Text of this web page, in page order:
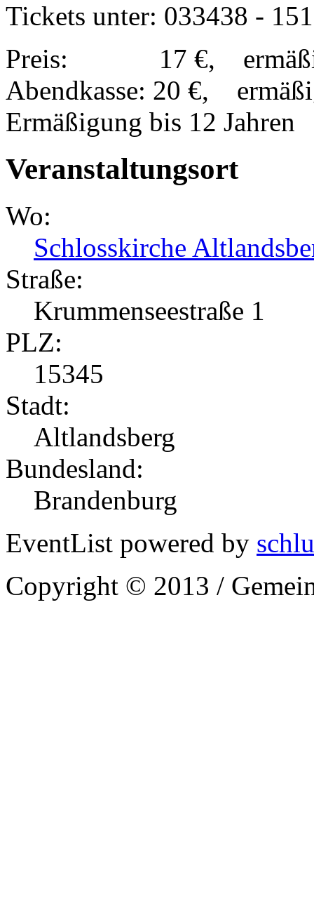
Tickets unter: 033438 -
Preis: 17 €,
Abendkasse: 20 €,
Ermäßigung bis 12 Jahren
Veranstaltungsort
Wo:
Schlosskirche
Straße:
Krummenseestraße 1
PLZ:
15345
Stadt:
Altlandsberg
Bundesland:
Brandenburg
EventList powered by
Copyright © 2013 /